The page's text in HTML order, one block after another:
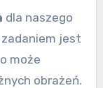
dla naszego
zadaniem jest
może
obrażeń.